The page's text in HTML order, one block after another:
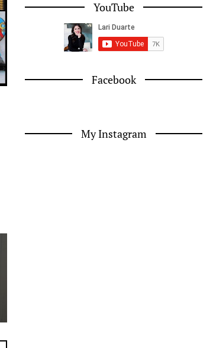
YouTube
Facebook
My Instagram